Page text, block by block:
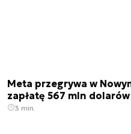
Meta przegrywa w
zapłatę 567 mln dolarów
3 min.